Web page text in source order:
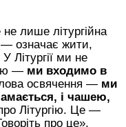
лише літургійна
означає жити,
Літургії ми не
— ми входимо в
освячення — ми
і чашею,
Літургію. Це —
про це»,